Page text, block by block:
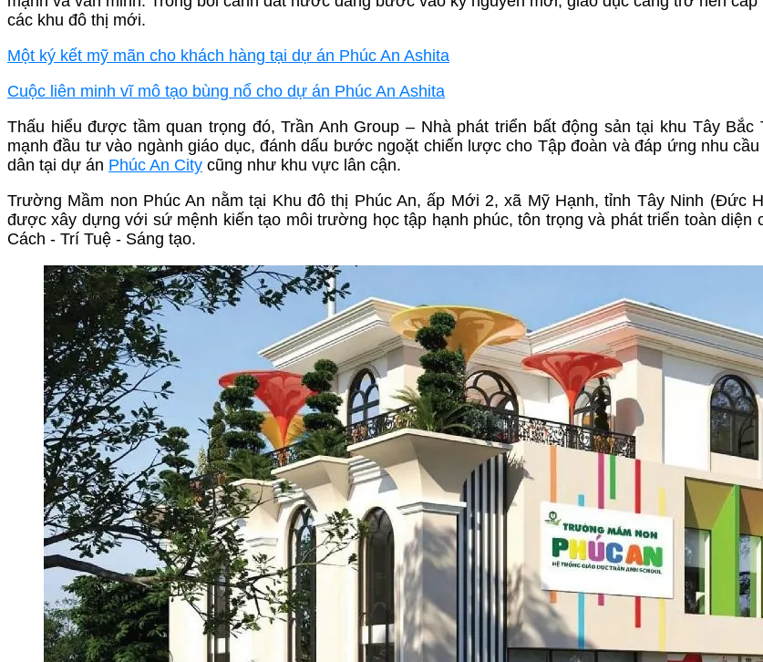
các khu đô thị mới.
Một ký kết mỹ mãn cho khách hàng tại dự án Phúc An Ashita
Cuộc liên minh vĩ mô tạo bùng nổ cho dự án Phúc An Ashita
Thấu hiểu được tầm quan trọng đó, Trần Anh Group – Nhà phát triển bất động sản tại khu Tây Bắc
mạnh đầu tư vào ngành giáo dục, đánh dấu bước ngoặt chiến lược cho Tập đoàn và đáp ứng nhu
dân tại dự án Phúc An City cũng như khu vực lân cận.
Trường Mầm non Phúc An nằm tại Khu đô thị Phúc An, ấp Mới 2, xã Mỹ Hạnh, tỉnh Tây Ninh (Đức
được xây dựng với sứ mệnh kiến tạo môi trường học tập hạnh phúc, tôn trọng và phát triển toàn diện
Cách - Trí Tuệ - Sáng tạo.